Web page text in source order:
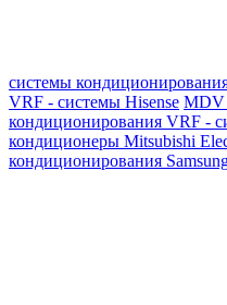
системы
VRF - системы Hisense MDV
кондиционирования VRF -
кондиционеры Mitsubishi
кондиционирования